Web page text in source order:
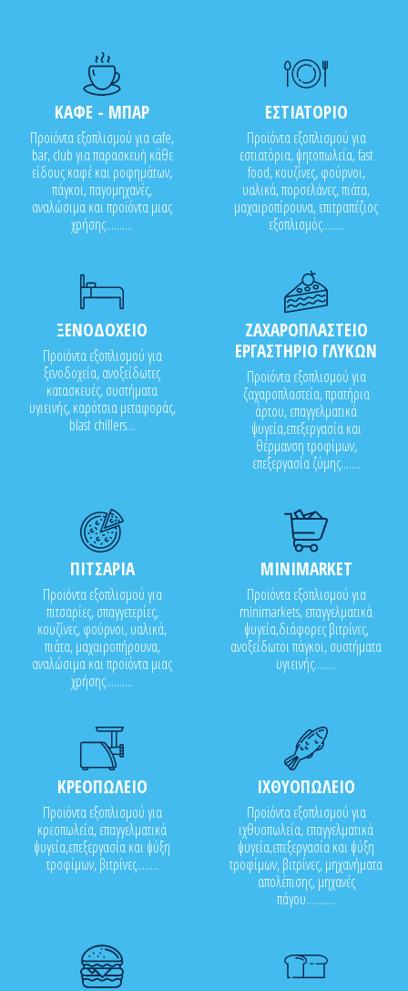
ΚΑΦΕ - ΜΠΑΡ
Προϊόντα εξοπλισμού για cafe,
bar, club για παρασκευή κάθε
είδους καφέ και ροφημάτων,
πάγκοι, παγομηχανές,
αναλώσιμα και προϊόντα μιας
χρήσης..........
ΕΣΤΙΑΤΟΡΙΟ
Προϊόντα εξοπλισμού για
εστιατόρια, ψητοπωλεία, fast
food, κουζίνες, φούρνοι,
υαλικά, πορσελάνες, πιάτα,
μαχαιροπίρουνα, επιτραπέζιος
εξοπλισμός........
ΞΕΝΟΔΟΧΕΙΟ
Προϊόντα εξοπλισμού για
ξενοδοχεία, ανοξείδωτες
κατασκευές, συστήματα
υγιεινής, καρότσια μεταφοράς,
blast chillers...
ΖΑΧΑΡΟΠΛΑΣΤΕΙΟ
ΕΡΓΑΣΤΗΡΙΟ ΓΛΥΚΩΝ
Προϊόντα εξοπλισμού για
ζαχαροπλαστεία, πρατήρια
άρτου, επαγγελματικά
ψυγεία,επεξεργασία και
θέρμανση τροφίμων,
επεξεργασία ζύμης.......
ΠΙΤΣΑΡΙΑ
Προϊόντα εξοπλισμού για
πιτσαρίες, σπαγγετερίες,
κουζίνες, φούρνοι, υαλικά,
πιάτα, μαχαιροπήρουνα,
αναλώσιμα και προϊόντα μιας
χρήσης..........
MINIMARKET
Προϊόντα εξοπλισμού για
minimarkets, επαγγελματικά
ψυγεία,διάφορες βιτρίνες,
ανοξείδωτοι πάγκοι, συστήματα
υγιεινής........
ΚΡΕΟΠΩΛΕΙΟ
Προϊόντα εξοπλισμού για
κρεοπωλεία, επαγγελματικά
ψυγεία,επεξεργασία και ψύξη
τροφίμων, βιτρίνες........
ΙΧΘΥΟΠΩΛΕΙΟ
Προϊόντα εξοπλισμού για
ιχθυοπωλεία, επαγγελματικά
ψυγεία,επεξεργασία και ψύξη
τροφίμων, βιτρίνες, μηχανήματα
απολέπισης, μηχανές
πάγου...........